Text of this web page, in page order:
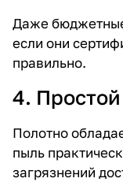
Даже
если они
правильно.
4.
Полотно
пыль
загрязнений